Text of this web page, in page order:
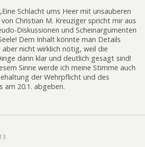
Schlacht ums Heer mit unsauberen
Christian M. Kreuziger spricht mir aus
Diskussionen und Scheinargumenten
Dem Inhalt könnte man Details
aber nicht wirklich nötig, weil die
darin klar und deutlich gesagt sind!
Sinne werde ich meine Stimme auch
der Wehrpflicht und des
am 20.1. abgeben.